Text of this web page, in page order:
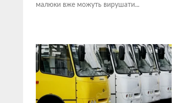
малюки вже можуть вирушати...